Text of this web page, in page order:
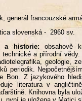
generál francouzské
slovenská - 2960 sv.
a historie:obsahově
technické a přírodní
geologie,
periodik.
Bon. Z jazykového
literatura v
Knihovna byla